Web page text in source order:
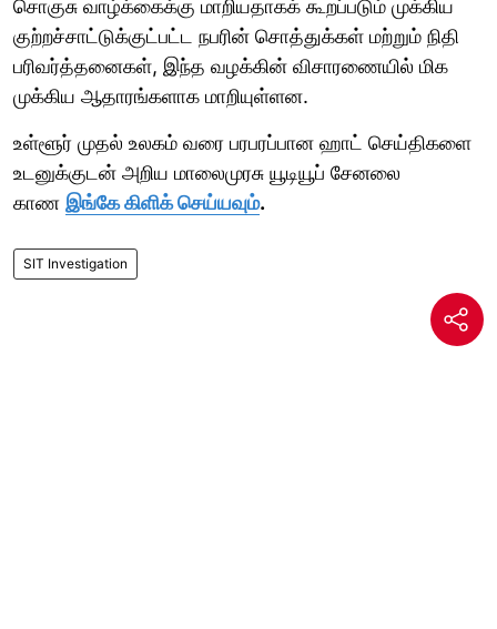
சொகுசு வாழ்க்கைக்கு மாறியதாகக் கூறப்படும் முக்கிய
குற்றச்சாட்டுக்குட்பட்ட நபரின் சொத்துக்கள் மற்றும் நிதி
பரிவர்த்தனைகள், இந்த வழக்கின் விசாரணையில் மிக
முக்கிய ஆதாரங்களாக மாறியுள்ளன.
உள்ளூர் முதல் உலகம் வரை பரபரப்பான ஹாட் செய்திகளை
உடனுக்குடன் அறிய மாலைமுரசு யூடியூப் சேனலை
காண இங்கே கிளிக் செய்யவும்.
SIT Investigation